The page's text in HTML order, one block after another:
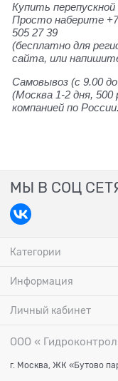
Купить
Просто наберите
505 27 39
(бесплатно для
сайта, или
Самовывоз (с 9.00
(Москва 1-2 дня,
компанией по России.
МЫ В СОЦ
Категории
Информация
Личный кабинет
ООО «
г. Москва, ЖК «Бутово